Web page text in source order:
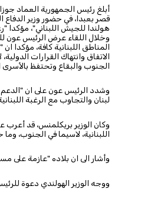
أبلغ رئيس الجمهورية العماد
قصر بعبدا، في حضور وزير
هولندا للجيش اللبناني"، مؤكدا
وخلال اللقاء عرض الرئيس عون
الجنوب والبقاع وتحتفظ بالأسرى
وشدد الرئيس عون على ان "الدعم
لبنان والتجاوب مع الرغبة
وكان الوزير بريكلمنس، قد أعرب
اللبنانية، لاسيما في الجنوب،
وأشار الى ان بلاده "عازمة على
ووجه الوزير الهولندي دعوة